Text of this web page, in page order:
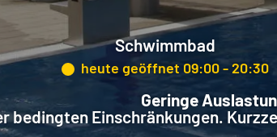
Schwimmbad
heute geöffnet 09:00 - 20:30
Geringe
bedingten Einschränkungen.